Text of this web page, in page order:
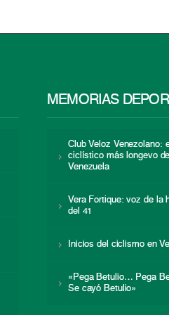
MEMORIAS
Club Veloz Venezolano:
ciclístico más longevo de
Venezuela
Vera Fortique: voz de la
del 41
Inicios del ciclismo en
«Pega Betulio… Pega
Se cayó Betulio»